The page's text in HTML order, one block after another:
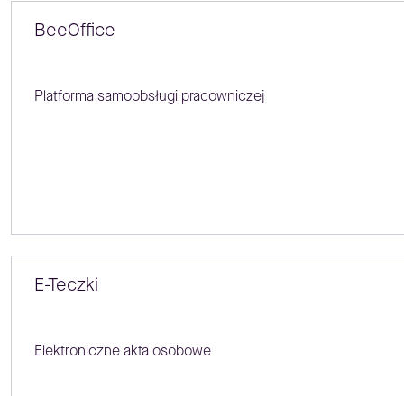
BeeOffice
Platforma samoobsługi pracowniczej
E-Teczki
Elektroniczne akta osobowe